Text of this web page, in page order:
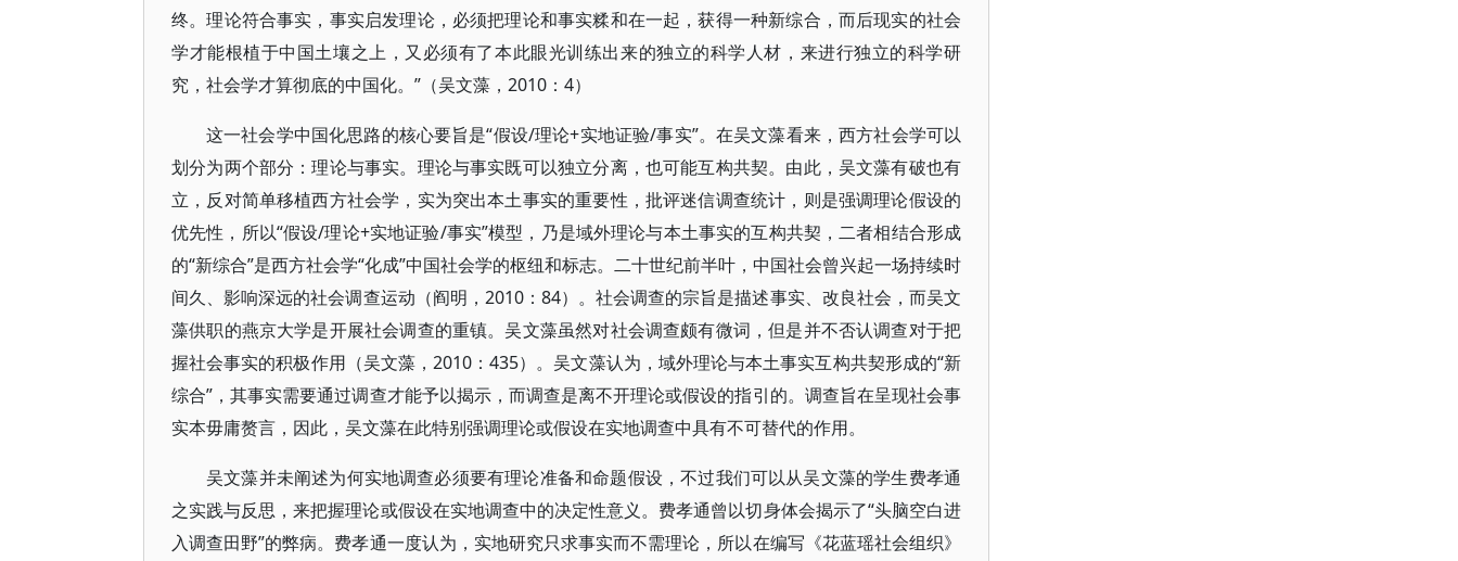
终。理论符合事实，事实启发理论，必须把理论和事实糅和在一起，获得一种新综合，而后现实的社会
学才能根植于中国土壤之上，又必须有了本此眼光训练出来的独立的科学人材，来进行独立的科学研
究，社会学才算彻底的中国化。”（吴文藻，2010：4）
这一社会学中国化思路的核心要旨是“假设/理论+实地证验/事实”。在吴文藻看来，西方社会学可以
划分为两个部分：理论与事实。理论与事实既可以独立分离，也可能互构共契。由此，吴文藻有破也有
立，反对简单移植西方社会学，实为突出本土事实的重要性，批评迷信调查统计，则是强调理论假设的
优先性，所以“假设/理论+实地证验/事实”模型，乃是域外理论与本土事实的互构共契，二者相结合形成
的“新综合”是西方社会学“化成”中国社会学的枢纽和标志。二十世纪前半叶，中国社会曾兴起一场持续时
间久、影响深远的社会调查运动（阎明，2010：84）。社会调查的宗旨是描述事实、改良社会，而吴文
藻供职的燕京大学是开展社会调查的重镇。吴文藻虽然对社会调查颇有微词，但是并不否认调查对于把
握社会事实的积极作用（吴文藻，2010：435）。吴文藻认为，域外理论与本土事实互构共契形成的“新
综合”，其事实需要通过调查才能予以揭示，而调查是离不开理论或假设的指引的。调查旨在呈现社会事
实本毋庸赘言，因此，吴文藻在此特别强调理论或假设在实地调查中具有不可替代的作用。
吴文藻并未阐述为何实地调查必须要有理论准备和命题假设，不过我们可以从吴文藻的学生费孝通
之实践与反思，来把握理论或假设在实地调查中的决定性意义。费孝通曾以切身体会揭示了“头脑空白进
入调查田野”的弊病。费孝通一度认为，实地研究只求事实而不需理论，所以在编写《花蓝瑶社会组织》